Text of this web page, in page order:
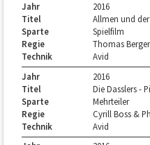
Jahr
2016
Titel
Allmen und
Sparte
Spielfilm
Regie
Thomas Berger
Technik
Avid
Jahr
2016
Titel
Die Dasslers -
Sparte
Mehrteiler
Regie
Cyrill Boss &
Technik
Avid